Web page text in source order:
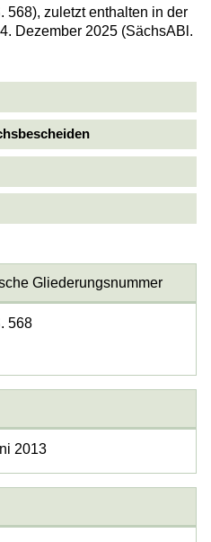
568), zuletzt enthalten in der
Dezember 2025 (SächsABl.
Gliederungsnummer
568
2013